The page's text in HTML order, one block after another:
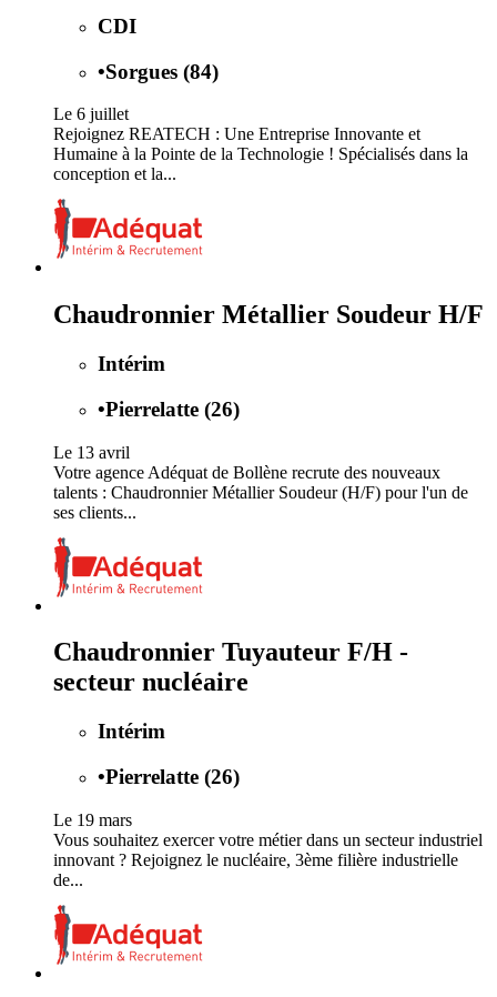
CDI
•Sorgues (84)
Le 6 juillet
Rejoignez REATECH : Une Entreprise Innovante et
Humaine à la Pointe de la Technologie ! Spécialisés dans la
conception et la...
Chaudronnier Métallier Soudeur H/F
Intérim
•Pierrelatte (26)
Le 13 avril
Votre agence Adéquat de Bollène recrute des nouveaux
talents : Chaudronnier Métallier Soudeur (H/F) pour l'un de
ses clients...
Chaudronnier Tuyauteur F/H -
secteur nucléaire
Intérim
•Pierrelatte (26)
Le 19 mars
Vous souhaitez exercer votre métier dans un secteur industriel
innovant ? Rejoignez le nucléaire, 3ème filière industrielle
de...